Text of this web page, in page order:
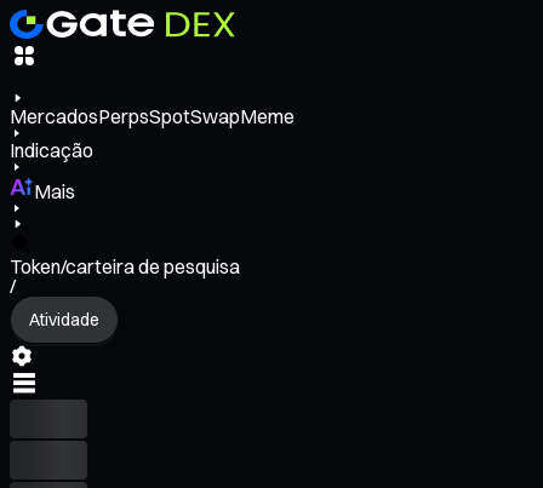
MercadosPerpsSpotSwapMeme
Indicação
Mais
Token/carteira de pesquisa
/
Atividade